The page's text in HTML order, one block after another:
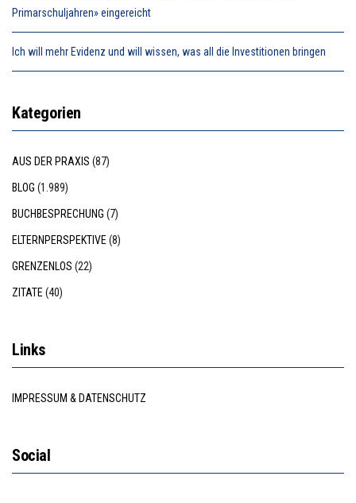
Primarschuljahren» eingereicht
Ich will mehr Evidenz und will wissen, was all die Investitionen bringen
Kategorien
AUS DER PRAXIS (87)
BLOG (1.989)
BUCHBESPRECHUNG (7)
ELTERNPERSPEKTIVE (8)
GRENZENLOS (22)
ZITATE (40)
Links
IMPRESSUM & DATENSCHUTZ
Social